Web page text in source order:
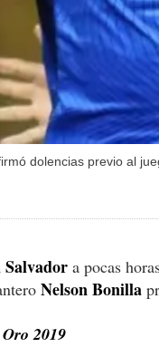
dolencias previo al
Salvador a pocas
Nelson Bonilla
2019